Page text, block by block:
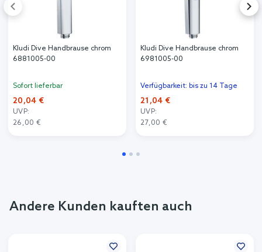
Kludi Dive Handbrause chrom
6881005-00
Sofort lieferbar
20,04 €
UVP:
26,00 €
Kludi Dive Handbrause chrom
6981005-00
Verfügbarkeit: bis zu 14 Tage
21,04 €
UVP:
27,00 €
Andere Kunden kauften auch